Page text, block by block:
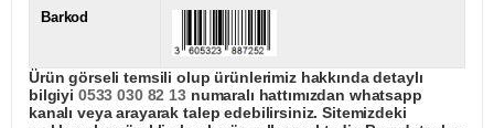
Barkod
Ürün görseli temsili olup ürünlerimiz hakkında detaylı
bilgiyi 0533 030 82 13numaralı hattımızdan whatsapp
kanalı veya arayarak talep edebilirsiniz. Sitemizdeki